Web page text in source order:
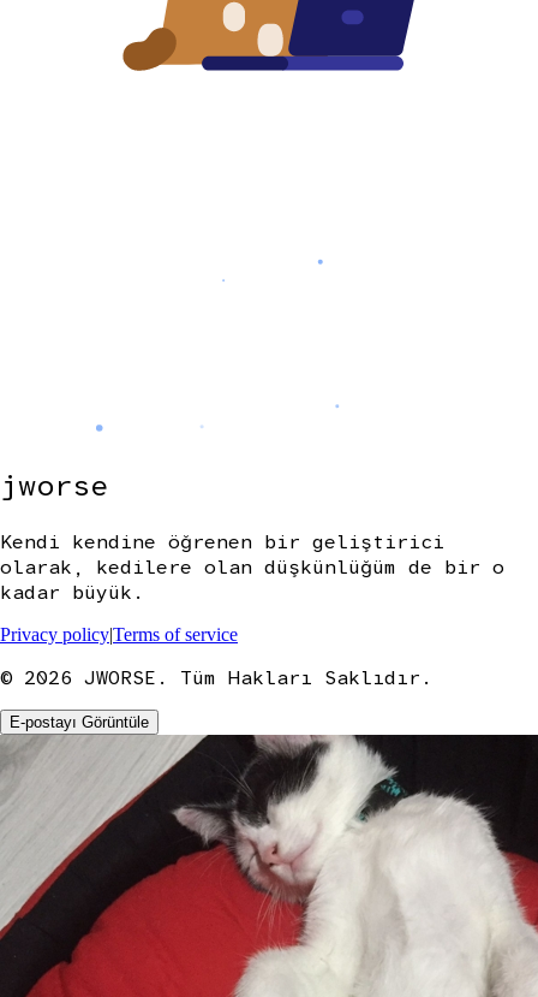
jworse
Kendi kendine öğrenen bir geliştirici
olarak, kedilere olan düşkünlüğüm de bir o
kadar büyük.
Privacy policy|Terms of service
© 2026 JWORSE. Tüm Hakları Saklıdır.
E-postayı Görüntüle